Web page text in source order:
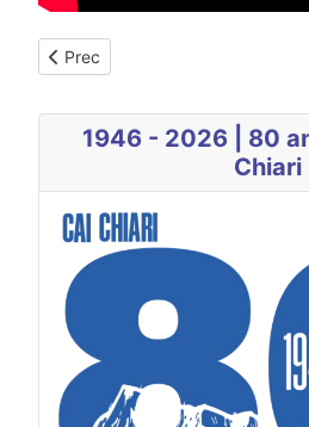
Articolo precedente: Cariche
Prec
1946 - 2026 | 80
Chiari